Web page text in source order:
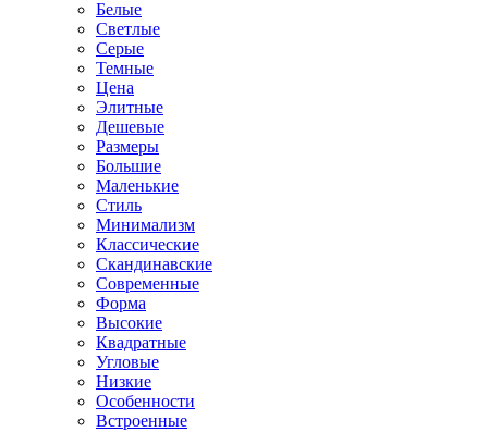
Белые
Светлые
Серые
Темные
Цена
Элитные
Дешевые
Размеры
Большие
Маленькие
Стиль
Минимализм
Классические
Скандинавские
Современные
Форма
Высокие
Квадратные
Угловые
Низкие
Особенности
Встроенные